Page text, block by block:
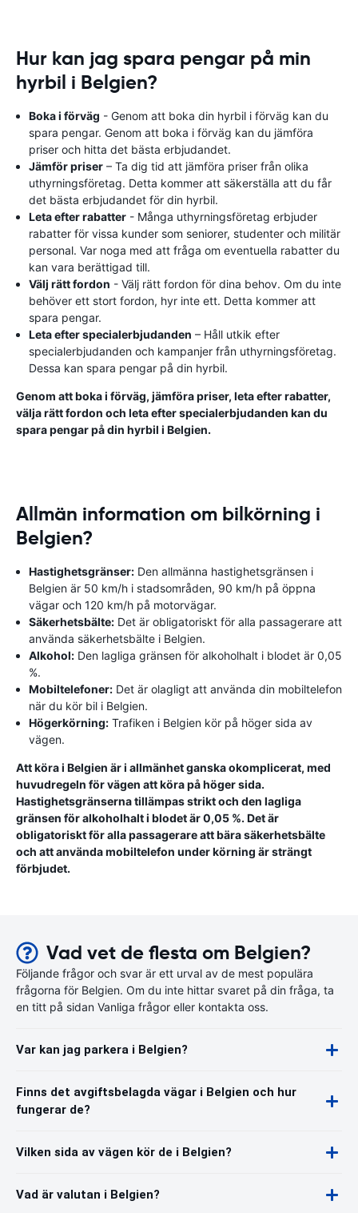
Hur kan jag spara pengar på min
hyrbil i Belgien?
Boka i förväg - Genom att boka din hyrbil i förväg kan du
spara pengar. Genom att boka i förväg kan du jämföra
priser och hitta det bästa erbjudandet.
Jämför priser – Ta dig tid att jämföra priser från olika
uthyrningsföretag. Detta kommer att säkerställa att du får
det bästa erbjudandet för din hyrbil.
Leta efter rabatter - Många uthyrningsföretag erbjuder
rabatter för vissa kunder som seniorer, studenter och militär
personal. Var noga med att fråga om eventuella rabatter du
kan vara berättigad till.
Välj rätt fordon - Välj rätt fordon för dina behov. Om du inte
behöver ett stort fordon, hyr inte ett. Detta kommer att
spara pengar.
Leta efter specialerbjudanden – Håll utkik efter
specialerbjudanden och kampanjer från uthyrningsföretag.
Dessa kan spara pengar på din hyrbil.
Genom att boka i förväg, jämföra priser, leta efter rabatter,
välja rätt fordon och leta efter specialerbjudanden kan du
spara pengar på din hyrbil i Belgien.
Allmän information om bilkörning i
Belgien?
Hastighetsgränser: Den allmänna hastighetsgränsen i
Belgien är 50 km/h i stadsområden, 90 km/h på öppna
vägar och 120 km/h på motorvägar.
Säkerhetsbälte: Det är obligatoriskt för alla passagerare att
använda säkerhetsbälte i Belgien.
Alkohol: Den lagliga gränsen för alkoholhalt i blodet är 0,05
%.
Mobiltelefoner: Det är olagligt att använda din mobiltelefon
när du kör bil i Belgien.
Högerkörning: Trafiken i Belgien kör på höger sida av
vägen.
Att köra i Belgien är i allmänhet ganska okomplicerat, med
huvudregeln för vägen att köra på höger sida.
Hastighetsgränserna tillämpas strikt och den lagliga
gränsen för alkoholhalt i blodet är 0,05 %. Det är
obligatoriskt för alla passagerare att bära säkerhetsbälte
och att använda mobiltelefon under körning är strängt
förbjudet.
Vad vet de flesta om Belgien?
Följande frågor och svar är ett urval av de mest populära
frågorna för Belgien. Om du inte hittar svaret på din fråga, ta
en titt på sidan Vanliga frågor eller kontakta oss.
Var kan jag parkera i Belgien?
Finns det avgiftsbelagda vägar i Belgien och hur
fungerar de?
Vilken sida av vägen kör de i Belgien?
Vad är valutan i Belgien?